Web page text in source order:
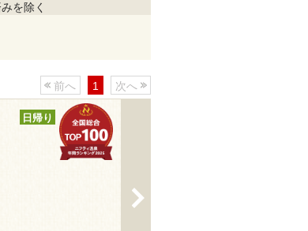
を除く
前へ 1 次へ
日帰り